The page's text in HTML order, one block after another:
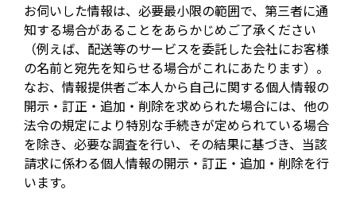
お伺いした情報は、必要最小限の範囲で、第三者に通
知する場合があることをあらかじめご了承ください
（例えば、配送等のサービスを委託した会社にお客様
の名前と宛先を知らせる場合がこれにあたります）。
なお、情報提供者ご本人から自己に関する個人情報の
開示・訂正・追加・削除を求められた場合には、他の
法令の規定により特別な手続きが定められている場合
を除き、必要な調査を行い、その結果に基づき、当該
請求に係わる個人情報の開示・訂正・追加・削除を行
います。